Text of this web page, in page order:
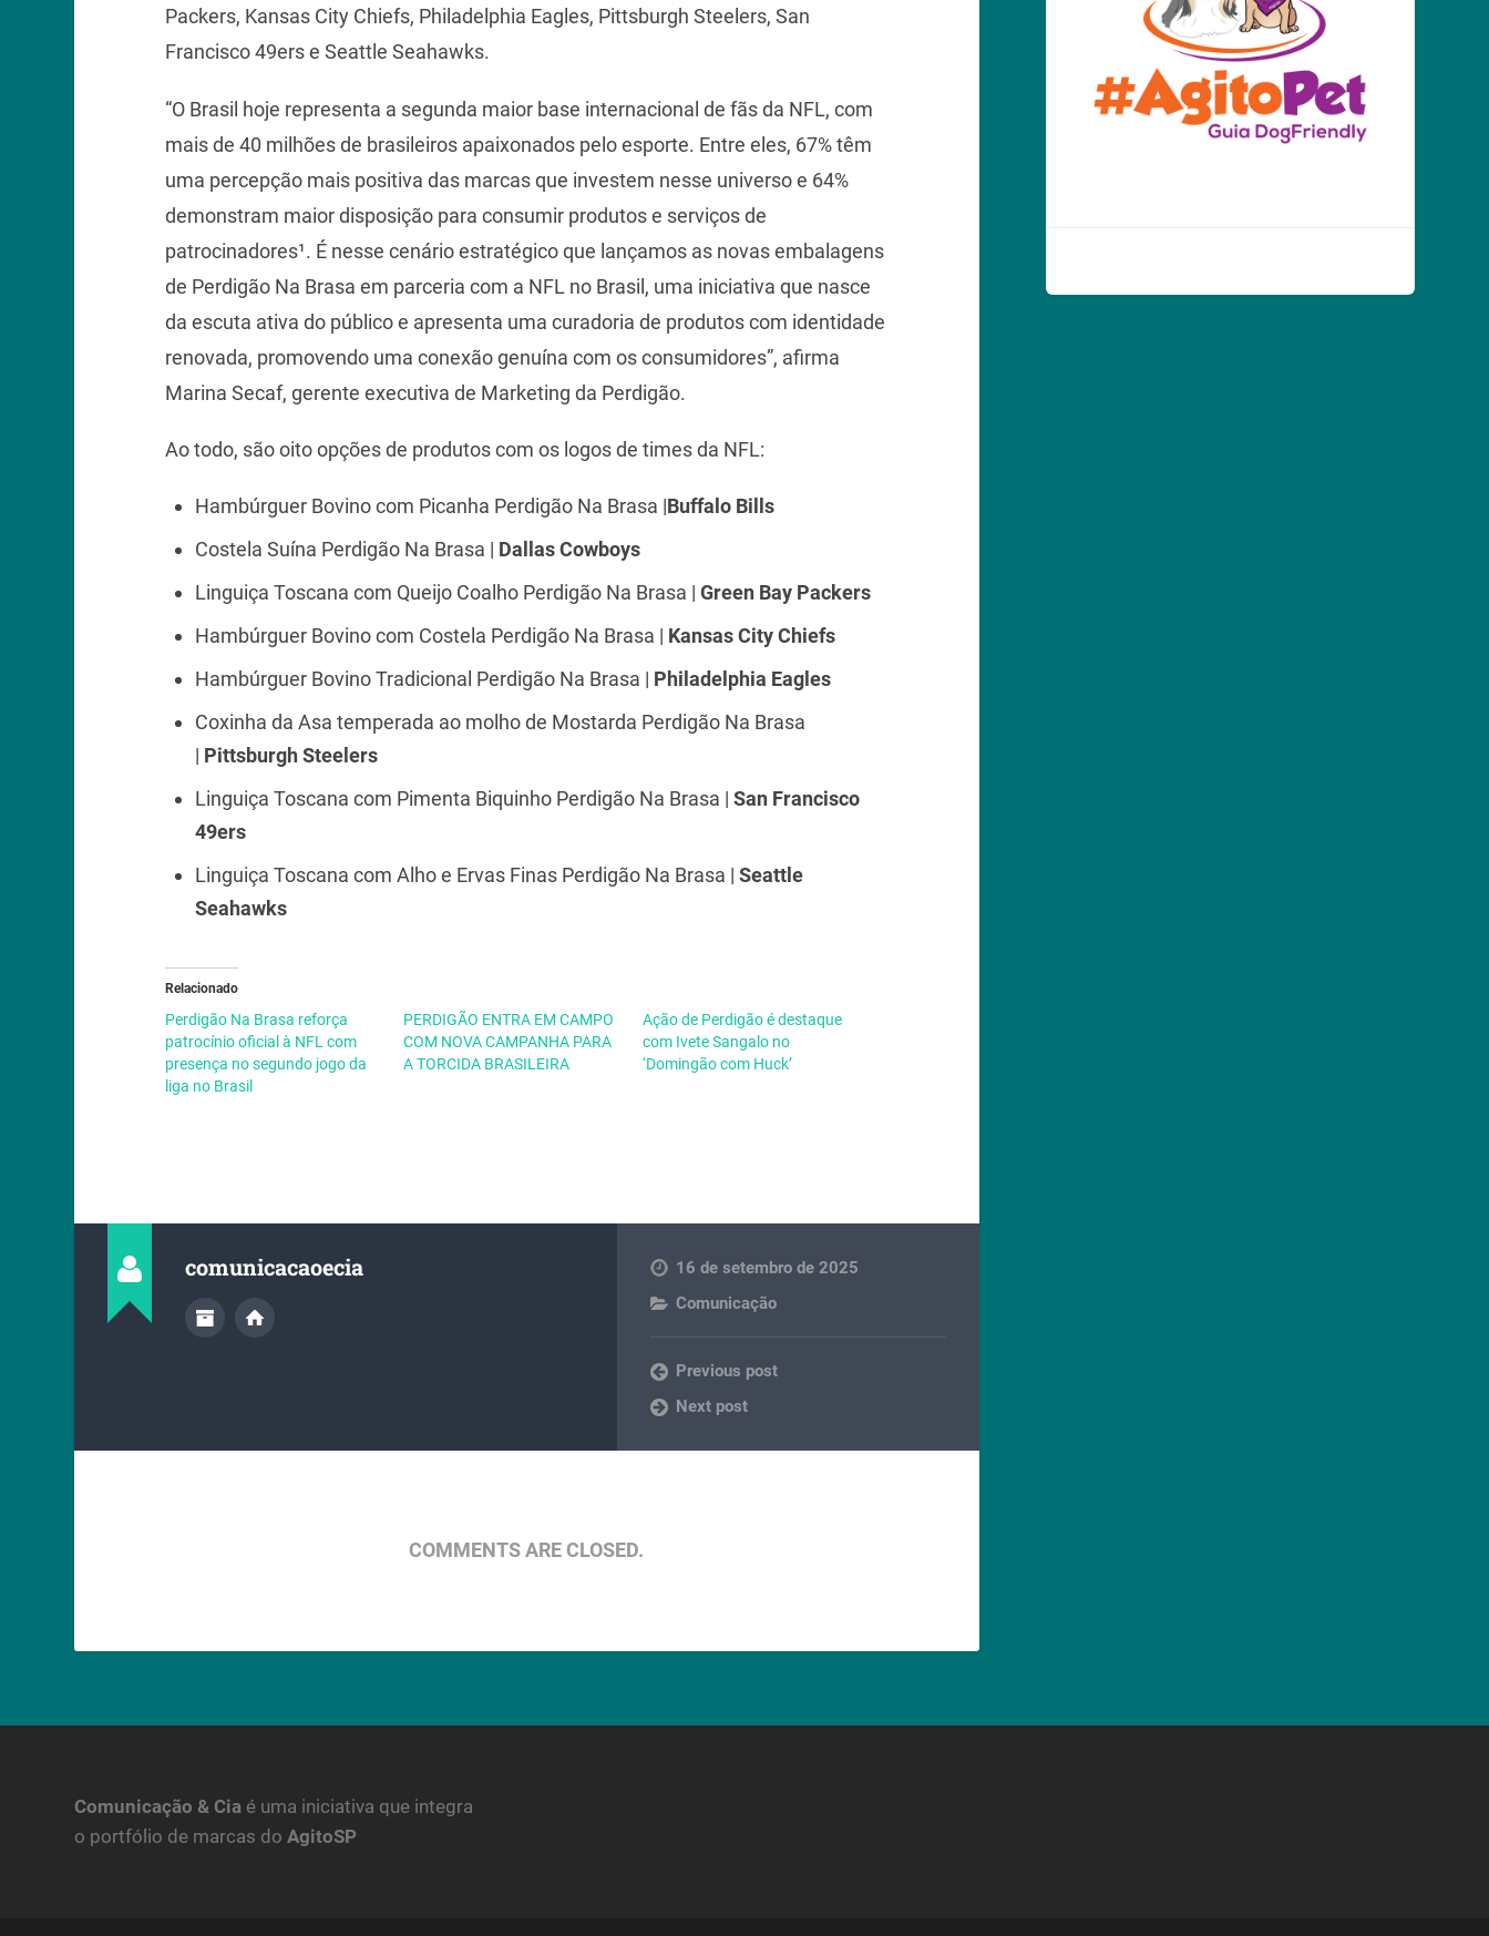
Packers, Kansas City Chiefs, Philadelphia Eagles, Pittsburgh Steelers, San
Francisco 49ers e Seattle Seahawks.
“O Brasil hoje representa a segunda maior base internacional de fãs da NFL, com
mais de 40 milhões de brasileiros apaixonados pelo esporte. Entre eles, 67% têm
uma percepção mais positiva das marcas que investem nesse universo e 64%
demonstram maior disposição para consumir produtos e serviços de
patrocinadores¹. É nesse cenário estratégico que lançamos as novas embalagens
de Perdigão Na Brasa em parceria com a NFL no Brasil, uma iniciativa que nasce
da escuta ativa do público e apresenta uma curadoria de produtos com identidade
renovada, promovendo uma conexão genuína com os consumidores”, afirma
Marina Secaf, gerente executiva de Marketing da Perdigão.
Ao todo, são oito opções de produtos com os logos de times da NFL:
Hambúrguer Bovino com Picanha Perdigão Na Brasa |Buffalo Bills
Costela Suína Perdigão Na Brasa | Dallas Cowboys
Linguiça Toscana com Queijo Coalho Perdigão Na Brasa | Green Bay Packers
Hambúrguer Bovino com Costela Perdigão Na Brasa | Kansas City Chiefs
Hambúrguer Bovino Tradicional Perdigão Na Brasa | Philadelphia Eagles
Coxinha da Asa temperada ao molho de Mostarda Perdigão Na Brasa
| Pittsburgh Steelers
Linguiça Toscana com Pimenta Biquinho Perdigão Na Brasa | San Francisco
49ers
Linguiça Toscana com Alho e Ervas Finas Perdigão Na Brasa | Seattle
Seahawks
Relacionado
Perdigão Na Brasa reforça
patrocínio oficial à NFL com
presença no segundo jogo da
liga no Brasil
PERDIGÃO ENTRA EM CAMPO
COM NOVA CAMPANHA PARA
A TORCIDA BRASILEIRA
Ação de Perdigão é destaque
com Ivete Sangalo no
‘Domingão com Huck’
comunicacaoecia
16 de setembro de 2025
Comunicação
Previous post
Next post
COMMENTS ARE CLOSED.
Comunicação & Cia é uma iniciativa que integra
o portfólio de marcas doAgitoSP